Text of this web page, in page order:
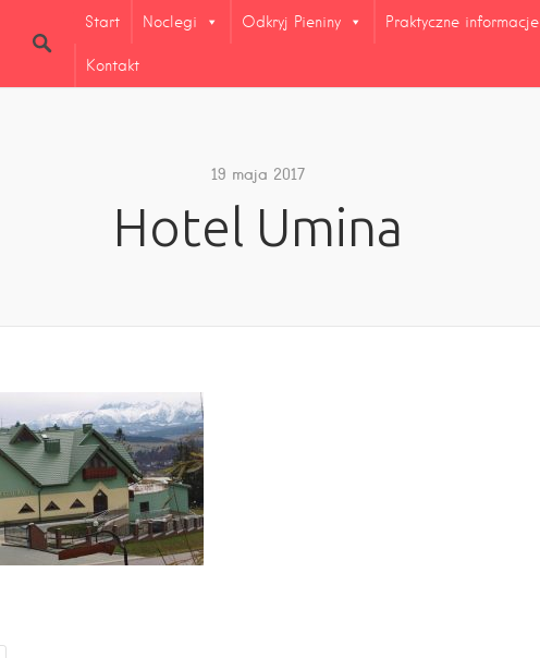
Start Noclegi Odkryj Pieniny Praktyczne informacje
Kontakt
19 maja 2017
Hotel Umina